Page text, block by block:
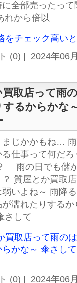
に全部売ったって
れから倍以
をチェック高い
ト (0) | 2024年06
買取店って雨
するからかな
まじかかもね…
る仕事って何だろ
雨の日でも儲
質屋とか買取
弱いよね～ 雨降る
が濡れたりするか
さして
買取店って雨の
らかな～ 傘さし
ト (0) | 2024年06